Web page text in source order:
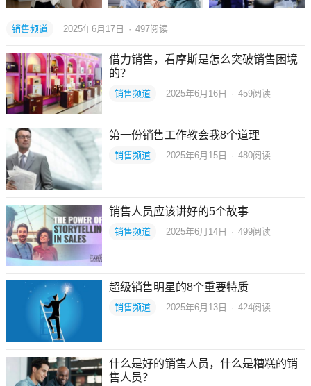
销售频道 2025年6月17日 · 497阅读
借力销售，看摩斯是怎么突破销售困境
的？
销售频道 2025年6月16日 · 459阅读
第一份销售工作教会我8个道理
销售频道 2025年6月15日 · 480阅读
销售人员应该讲好的5个故事
销售频道 2025年6月14日 · 499阅读
超级销售明星的8个重要特质
销售频道 2025年6月13日 · 424阅读
什么是好的销售人员，什么是糟糕的销
售人员？